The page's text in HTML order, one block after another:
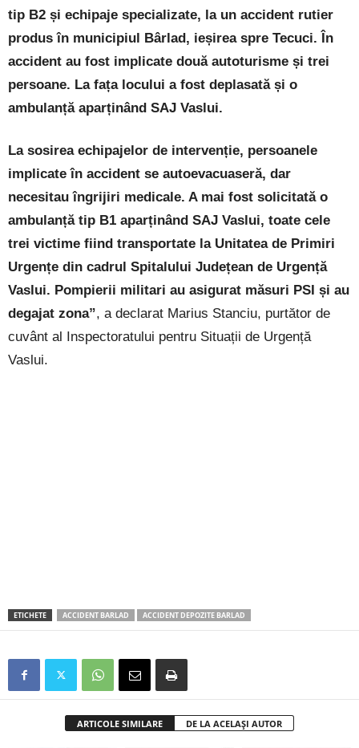
tip B2 și echipaje specializate, la un accident rutier
produs în municipiul Bârlad, ieșirea spre Tecuci. În
accident au fost implicate două autoturisme și trei
persoane. La fața locului a fost deplasată și o
ambulanță aparținând SAJ Vaslui.
La sosirea echipajelor de intervenție, persoanele
implicate în accident se autoevacuaseră, dar
necesitau îngrijiri medicale. A mai fost solicitată o
ambulanță tip B1 aparținând SAJ Vaslui, toate cele
trei victime fiind transportate la Unitatea de Primiri
Urgențe din cadrul Spitalului Județean de Urgență
Vaslui. Pompierii militari au asigurat măsuri PSI și au
degajat zona”, a declarat Marius Stanciu, purtător de
cuvânt al Inspectoratului pentru Situații de Urgență
Vaslui.
ETICHETE ACCIDENT BARLAD ACCIDENT DEPOZITE BARLAD
ARTICOLE SIMILARE DE LA ACELAȘI AUTOR